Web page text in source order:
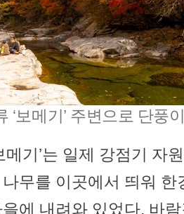
‘보메기’ 주변으로 단풍
메기’는 일제 강점기 자
무를 이곳에서 띄워 한
에 내려와 있었다. 바